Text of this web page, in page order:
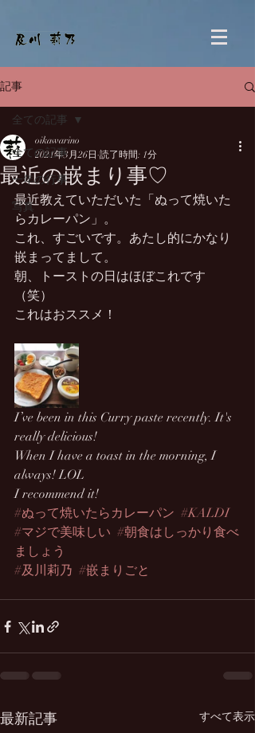
記事
全ての記事
一年の行事
写真
全ての記事
最近の嵌まり事♡
oikawarino
2021年3月26日 読了時間: 1分
最近教えていただいた「ぬって焼いた
らカレーパン」。
これ、すごいです。あたし的にかなり
嵌まってまして。
朝、トーストの日はほぼこれです
（笑）
これはおススメ！
I’ve been in this Curry paste recently. It's
really delicious!
When I have a toast in the morning, I
always! LOL
I recommend it!
#ぬって焼いたらカレーパン #KALDI
#マジで美味しい #朝食はしっかり食べ
ましょう
#及川莉乃 #嵌まりごと
最新記事 すべて表示